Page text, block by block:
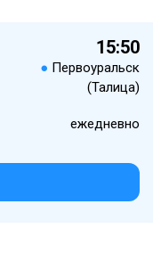
15:50
● Первоуральск
(Талица)
ежедневно